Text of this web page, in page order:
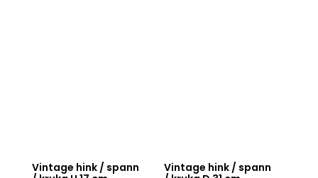
Vintage hink / spann
Vintage hink / spann